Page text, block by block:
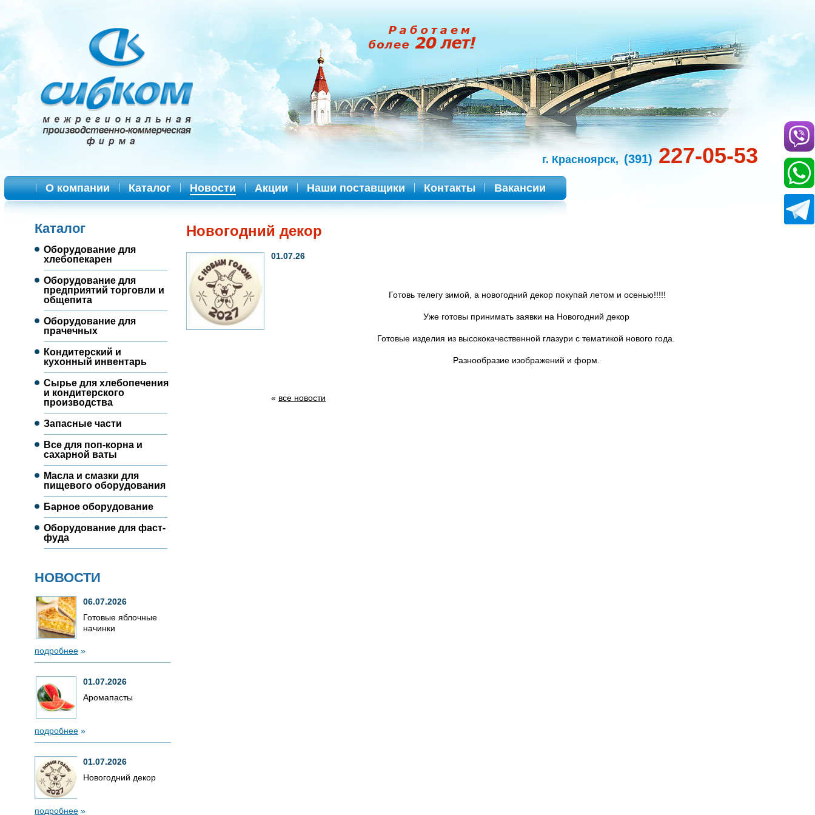
г. Красноярск, (391) 227-05-53
О компании Каталог Новости Акции Наши поставщики Контакты Вакансии
Каталог
Оборудование для
хлебопекарен
Оборудование для
предприятий торговли и
общепита
Оборудование для
прачечных
Кондитерский и
кухонный инвентарь
Сырье для хлебопечения
и кондитерского
производства
Запасные части
Все для поп-корна и
сахарной ваты
Масла и смазки для
пищевого оборудования
Барное оборудование
Оборудование для фаст-
фуда
НОВОСТИ
06.07.2026
Готовые яблочные
начинки
подробнее »
01.07.2026
Аромапасты
подробнее »
01.07.2026
Новогодний декор
подробнее »
Новогодний декор
01.07.26
Готовь телегу зимой, а новогодний декор покупай летом и осенью!!!!!
Уже готовы принимать заявки на Новогодний декор
Готовые изделия из высококачественной глазури с тематикой нового года.
Разнообразие изображений и форм.
« все новости